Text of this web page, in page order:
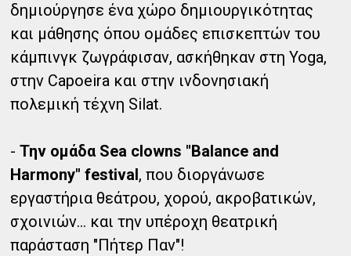
δημιούργησε ένα χώρο δημιουργικότητας
και μάθησης όπου ομάδες επισκεπτών του
κάμπινγκ ζωγράφισαν, ασκήθηκαν στη Yoga,
στην Capoeira και στην ινδονησιακή
πολεμική τέχνη Silat.
-Την ομάδα Sea clowns "Balance and
Harmony" festival, που διοργάνωσε
εργαστήρια θεάτρου, χορού, ακροβατικών,
σχοινιών... και την υπέροχη θεατρική
παράσταση "Πήτερ Παν"!